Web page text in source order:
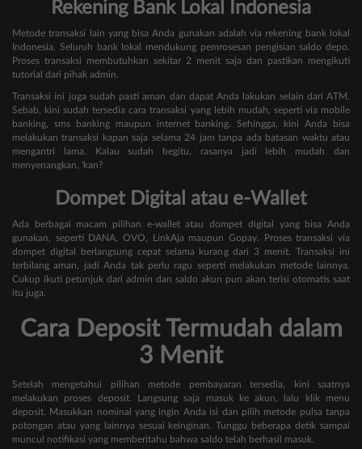
Rekening Bank Lokal Indonesia
Metode transaksi lain yang bisa Anda gunakan adalah via rekening bank lokal
Indonesia. Seluruh bank lokal mendukung pemrosesan pengisian saldo depo.
Proses transaksi membutuhkan sekitar 2 menit saja dan pastikan mengikuti
tutorial dari pihak admin.
Transaksi ini juga sudah pasti aman dan dapat Anda lakukan selain dari ATM.
Sebab, kini sudah tersedia cara transaksi yang lebih mudah, seperti via mobile
banking, sms banking maupun internet banking. Sehingga, kini Anda bisa
melakukan transaksi kapan saja selama 24 jam tanpa ada batasan waktu atau
mengantri lama. Kalau sudah begitu, rasanya jadi lebih mudah dan
menyenangkan, 'kan?
Dompet Digital atau e-Wallet
Ada berbagai macam pilihan e-wallet atau dompet digital yang bisa Anda
gunakan, seperti DANA, OVO, LinkAja maupun Gopay. Proses transaksi via
dompet digital berlangsung cepat selama kurang dari 3 menit. Transaksi ini
terbilang aman, jadi Anda tak perlu ragu seperti melakukan metode lainnya.
Cukup ikuti petunjuk dari admin dan saldo akun pun akan terisi otomatis saat
itu juga.
Cara Deposit Termudah dalam
3 Menit
Setelah mengetahui pilihan metode pembayaran tersedia, kini saatnya
melakukan proses deposit. Langsung saja masuk ke akun, lalu klik menu
deposit. Masukkan nominal yang ingin Anda isi dan pilih metode pulsa tanpa
potongan atau yang lainnya sesuai keinginan. Tunggu beberapa detik sampai
muncul notifikasi yang memberitahu bahwa saldo telah berhasil masuk.